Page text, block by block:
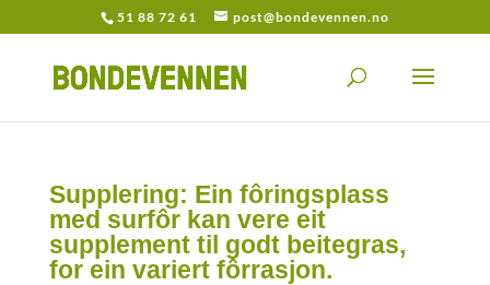
51 88 72 61 post@bondevennen.no
Supplering: Ein fôringsplass
med surfôr kan vere eit
supplement til godt beitegras,
for ein variert fôrrasjon.